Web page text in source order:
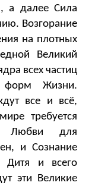
а далее Сила
Возгорание
на плотных
Великий
всех частиц
форм Жизни.
все и всё,
требуется
Любви для
и Сознание
Дитя и всего
эти Великие